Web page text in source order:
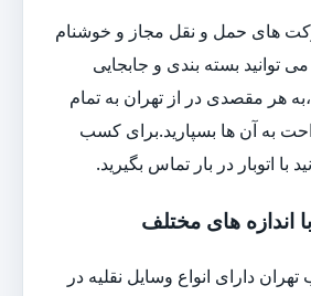
های حمل و نقل مجاز و خوشنام
بسته بندی و جابجایی
هر مقصدی در از تهران به تمام
به آن ها بسپارید.برای کسب
با اتوبار در بار تماس بگیرید.
اندازه های مختلف
تهران دارای انواع وسایل نقلیه در